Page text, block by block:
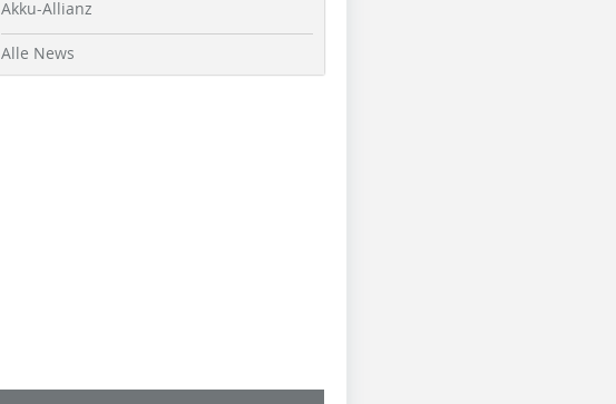
Akku-Allianz
Alle News